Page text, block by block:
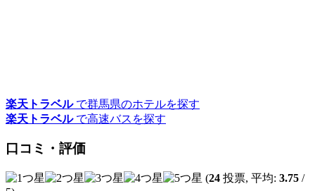
楽天トラベルで群馬県のホテルを探す
楽天トラベルで高速バスを探す
口コミ・評価
(24 投票, 平均: 3.75 /